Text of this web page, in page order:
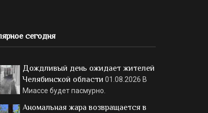
сегодня
Дождливый день ожидает жителей
Челябинской области 01.08.2026 В
Миассе будет пасмурно.
Аномальная жара возвращается в